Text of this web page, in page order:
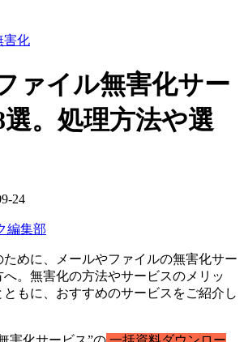
害化
ァイル無害化サー
選。処理方法や選
24
編集部
めに、メールやファイルの無害化サー
へ。無害化の方法やサービスのメリッ
ともに、おすすめのサービスをご紹介し